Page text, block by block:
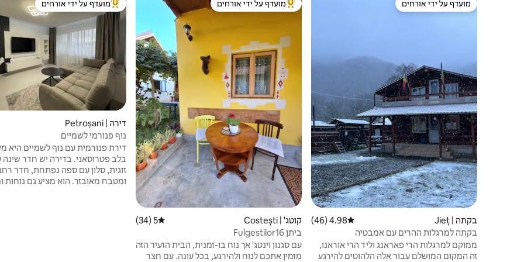
מועדף על ידי אורחים
מועדף על ידי אורחים
בקתה | Jieț דירוג ממוצע של 4.98 מתוך 5, 46 ביקורות
4.98 (46)
בקתה למרגלות ההרים עם אמבטיה
ממוקם למרגלות הרי פאראנג וליד הרי אוראנו,
זה המקום המושלם עבור אלה הלהוטים להירגע
מוביל בקרב נכסים מועדפים על ידי אורחים
מועדף על ידי אורחים
קוטג' | Costești דירוג ממוצע של 5 מתוך 5, 34 ביקורות
5 (34)
ביתן Fulgestilor16
עם סגנון וינטג' אך נוח בו-זמנית, הבית הזעיר הזה
מזמין אתכם לנוח ולהירגע, בכל עונה. עם חצר
מוביל בקרב נכסים מועדפים על ידי
מועדף על ידי אורחים
דירה | Petroșani
נוף פנורמי לשמיים
דירת פנורמית עם נוף לשמיים היא
בלב פטרוסאני. בדירה יש חדר
זוגית, סלון עם ספה נפתחת, חדר
ומטבח מאובזר. הוא מציע גם נוחות